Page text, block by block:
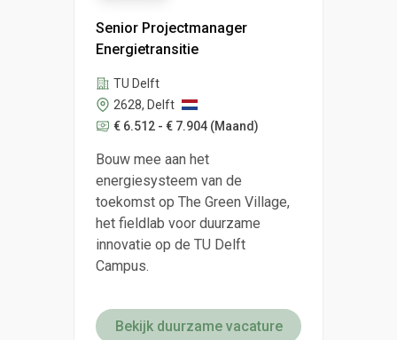
Senior Projectmanager
Energietransitie
TU Delft
2628, Delft
€ 6.512 - € 7.904 (Maand)
Bouw mee aan het
energiesysteem van de
toekomst op The Green Village,
het fieldlab voor duurzame
innovatie op de TU Delft
Campus.
Bekijk duurzame vacature